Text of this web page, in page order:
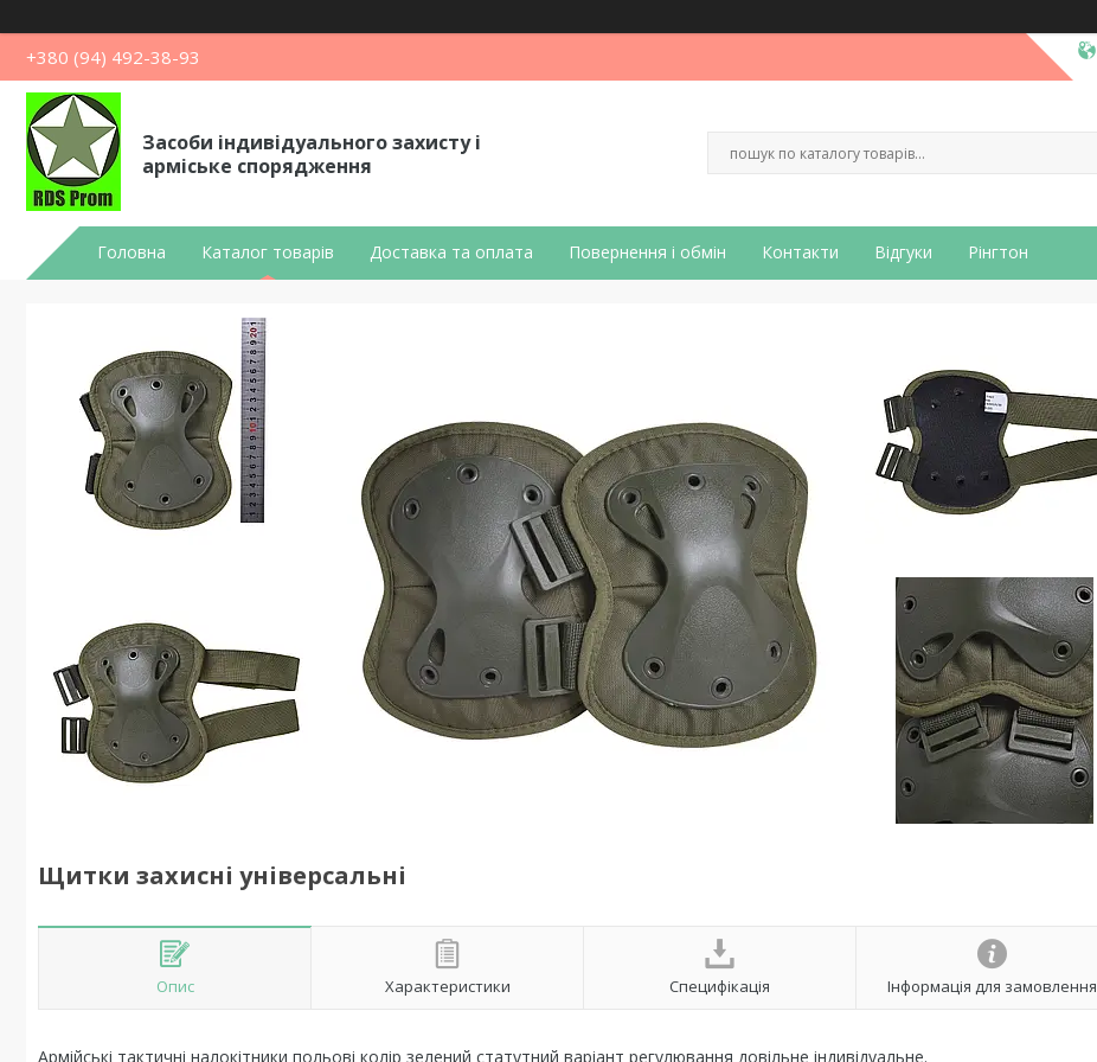
+380 (94) 492-38-93
Засоби індивідуального захисту і
арміське спорядження
Головна Каталог товарів Доставка та оплата Повернення і обмін Контакти Відгуки Рінгтон
Щитки захисні універсальні
Опис Характеристики Специфікація Інформація для замовлення
Армійські тактичні налокітники польові колір зелений статутний варіант регулювання довільне індивідуальне.